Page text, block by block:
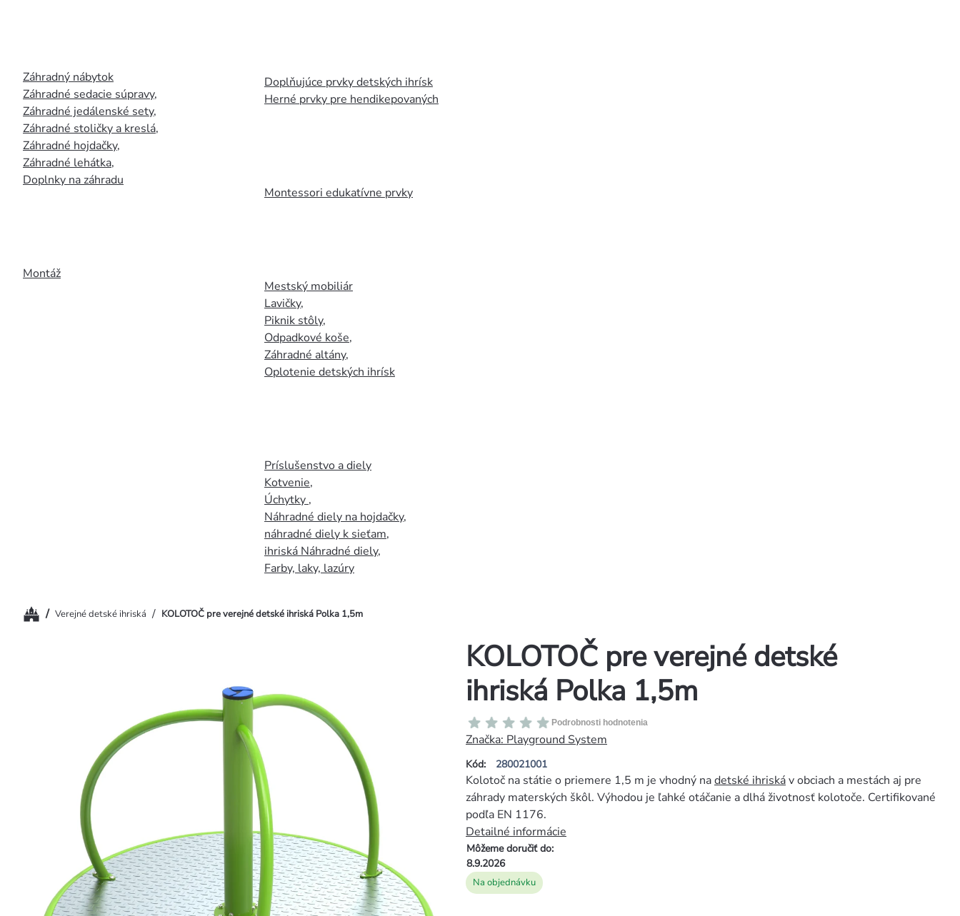
Záhradný nábytok
Záhradné sedacie súpravy,
Záhradné jedálenské sety,
Záhradné stoličky a kreslá,
Záhradné hojdačky,
Záhradné lehátka,
Doplnky na záhradu
Montáž
Doplňujúce prvky detských ihrísk
Herné prvky pre hendikepovaných
Montessori edukatívne prvky
Mestský mobiliár
Lavičky,
Piknik stôly,
Odpadkové koše,
Záhradné altány,
Oplotenie detských ihrísk
Príslušenstvo a diely
Kotvenie,
Úchytky ,
Náhradné diely na hojdačky,
náhradné diely k sieťam,
ihriská Náhradné diely,
Farby, laky, lazúry
Domov
/ Verejné detské ihriská / KOLOTOČ pre verejné detské ihriská Polka 1,5m
KOLOTOČ pre verejné detské
ihriská Polka 1,5m
Kód: 280021001
Priemerné
hodnotenie
produktu
je
0,0
5
hviezdičiek.
Podrobnosti hodnotenia
Značka: Playground System
Na objednávku
Môžeme doručiť do:
8.9.2026
Kolotoč na státie o priemere 1,5 m je vhodný nadetské ihriskáv obciach a mestách aj pre
záhrady materských škôl. Výhodou je ľahké otáčanie a dlhá životnosť kolotoče. Certifikované
podľa EN 1176.
Detailné informácie